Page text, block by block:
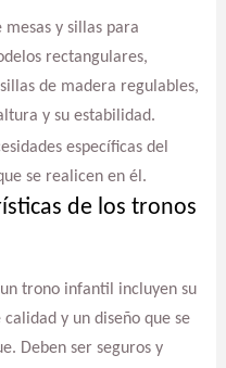
y sillas para
rectangulares,
de madera regulables,
y su estabilidad.
específicas del
se realicen en él.
de los tronos
trono infantil incluyen su
y un diseño que se
Deben ser seguros y